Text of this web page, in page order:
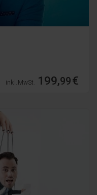
inkl. MwSt. 199,99€